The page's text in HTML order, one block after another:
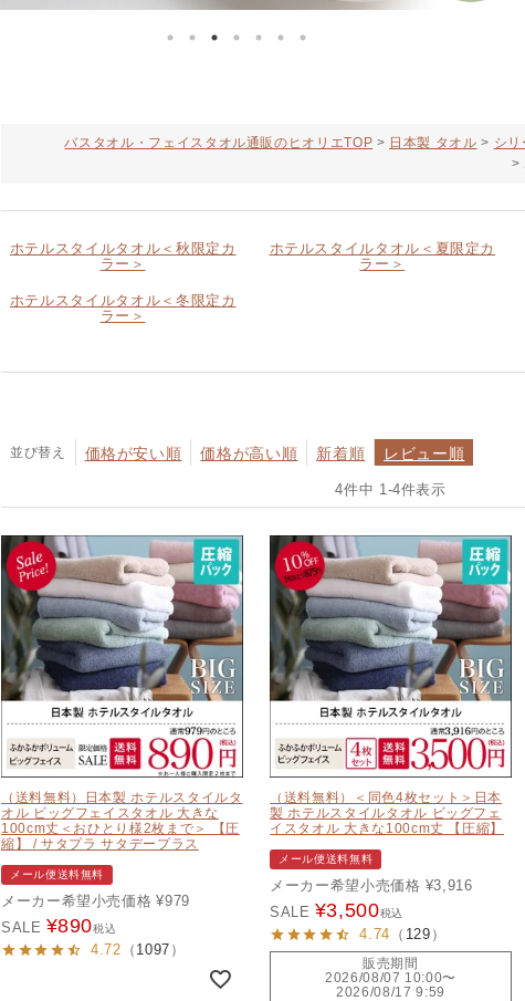
バスタオル・フェイスタオル通販のヒオリエTOP 日本製 タオル シ
ホテルスタイルタオル＜秋限定カ
ラー＞
ホテルスタイルタオル＜夏限定カ
ラー＞
ホテルスタイルタオル＜冬限定カ
ラー＞
並び替え 価格が安い順 価格が高い順 新着順 レビュー順
4件中 1-4件表示
（送料無料）日本製 ホテルスタイルタ
オル ビッグフェイスタオル 大きな
100cm丈＜おひとり様2枚まで＞ 【圧
縮】 / サタプラ サタデープラス
メール便送料無料
メーカー希望小売価格 ¥979
SALE ¥890税込
4.72 （ 1097 ）
（送料無料）＜同色4枚セット＞日本
製 ホテルスタイルタオル ビッグフェ
イスタオル 大きな100cm丈 【圧縮】
メール便送料無料
メーカー希望小売価格 ¥3,916
SALE ¥3,500税込
4.74 （ 129 ）
販売期間
2026/08/07 10:00〜
2026/08/17 9:59